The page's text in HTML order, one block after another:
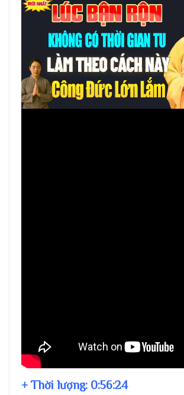
+ Thời lượng: 0:56:24